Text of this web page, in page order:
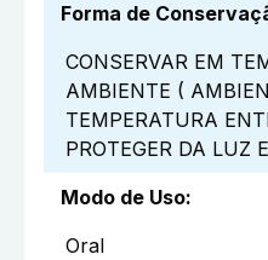
Forma de
CONSERVAR EM
AMBIENTE (
TEMPERATURA
PROTEGER DA LUZ
Modo de Uso:
Oral